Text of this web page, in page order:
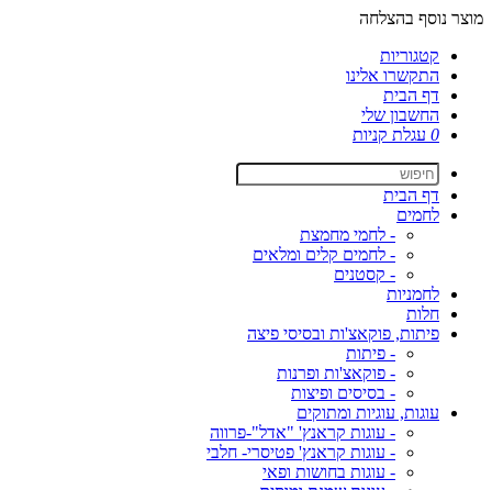
מוצר נוסף בהצלחה
קטגוריות
התקשרו אלינו
דף הבית
החשבון שלי
0 עגלת קניות
דף הבית
לחמים
- לחמי מחמצת
- לחמים קלים ומלאים
- קסטנים
לחמניות
חלות
פיתות, פוקאצ'ות ובסיסי פיצה
- פיתות
- פוקאצ'ות ופרנות
- בסיסים ופיצות
עוגות, עוגיות ומתוקים
- עוגות קראנץ' "אדל"-פרווה
- עוגות קראנץ' פטיסרי- חלבי
- עוגות בחושות ופאי